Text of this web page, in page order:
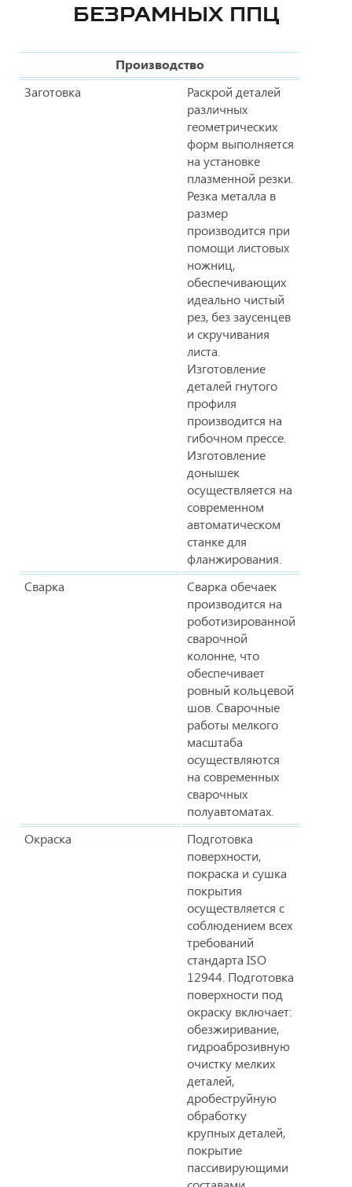
БЕЗРАМНЫХ ППЦ
Производство
Заготовка
Раскрой деталей
различных
геометрических
форм выполняется
на установке
плазменной резки.
Резка металла в
размер
производится при
помощи листовых
ножниц,
обеспечивающих
идеально чистый
рез, без заусенцев
и скручивания
листа.
Изготовление
деталей гнутого
профиля
производится на
гибочном прессе.
Изготовление
донышек
осуществляется на
современном
автоматическом
станке для
фланжирования.
Сварка
Сварка обечаек
производится на
роботизированной
сварочной
колонне, что
обеспечивает
ровный кольцевой
шов. Сварочные
работы мелкого
масштаба
осуществляются
на современных
сварочных
полуавтоматах.
Окраска
Подготовка
поверхности,
покраска и сушка
покрытия
осуществляется с
соблюдением всех
требований
стандарта ISO
12944. Подготовка
поверхности под
окраску включает:
обезжиривание,
гидроаброзивную
очистку мелких
деталей,
дробеструйную
обработку
крупных деталей,
покрытие
пассивирующими